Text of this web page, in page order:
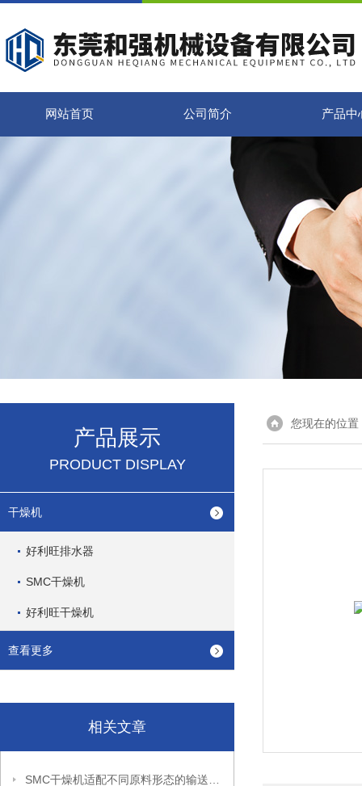
网站首页 公司简介 产品中
产品展示
PRODUCT DISPLAY
干燥机
好利旺排水器
SMC干燥机
好利旺干燥机
查看更多
相关文章
您现在的位置